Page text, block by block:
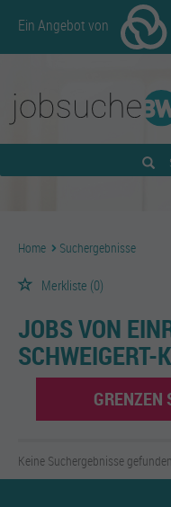
Ein Angebot von
Home Suchergebnisse
Merkliste (0)
JOBS VON
SCHWEIGERT-
GRENZEN
Keine Suchergebnisse